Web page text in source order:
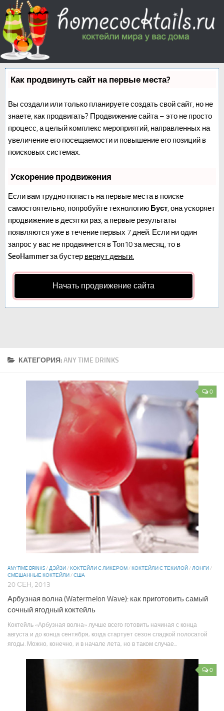
Как продвинуть сайт на первые места?
Вы создали или только планируете создать свой сайт, но не
знаете, как продвигать? Продвижение сайта – это не просто
процесс, а целый комплекс мероприятий, направленных на
увеличение его посещаемости и повышение его позиций в
поисковых системах.
Ускорение продвижения
Если вам трудно попасть на первые места в поиске
самостоятельно, попробуйте технологию Буст, она ускоряет
продвижение в десятки раз, а первые результаты
появляются уже в течение первых 7 дней. Если ни один
запрос у вас не продвинется в Топ10 за месяц, то в
SeoHammerза бустер вернут деньги.
Начать продвижение сайта
КАТЕГОРИЯ:ANY TIME DRINKS
0
ANY TIME DRINKS/ДЭЙЗИ / КОКТЕЙЛИ С ЛИКЕРОМ / КОКТЕЙЛИ С ТЕКИЛОЙ /ЛОНГИ /
СМЕШАННЫЕ КОКТЕЙЛИ /США
20 СЕН, 2013
Арбузная волна (Watermelon Wave): как приготовить самый
сочный ягодный коктейль
Коктейль «Арбузная волна» лучше всего готовить начиная с конца
августа и до конца сентября, когда стартует сезон сладкой полосатой
ягоды. Можно, конечно, и в начале лета, но в таком случае...
0